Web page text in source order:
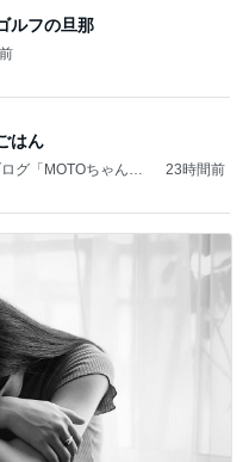
ルフの旦那
はん
グ「MOTOちゃんと
23時間前